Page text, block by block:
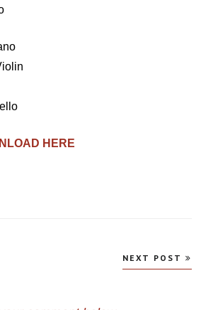
HERE
NEXT POST